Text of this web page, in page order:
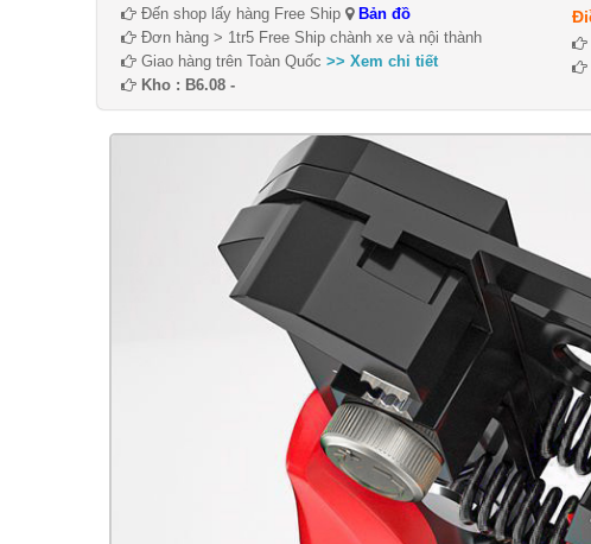
Đến shop lấy hàng Free Ship
Bản đồ
Đơn hàng > 1tr5 Free Ship chành xe và nội thành
Giao hàng trên Toàn Quốc >> Xem chi tiết
Kho : B6.08 -